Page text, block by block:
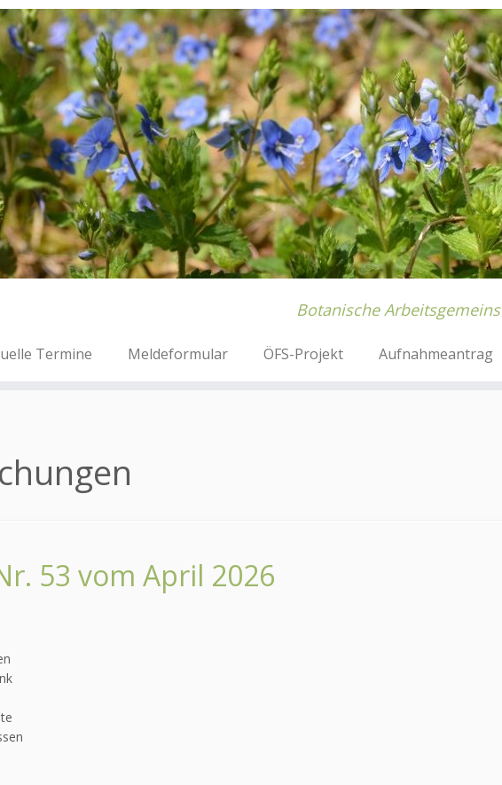
Botanische
Termine Meldeformular ÖFS-Projekt Aufnahmeantrag
53 vom April 2026